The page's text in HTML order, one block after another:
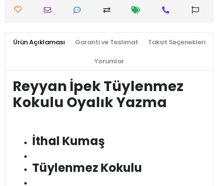
Ürün Açıklaması Garanti ve Teslimat Taksit Seçenekleri
Yorumlar
Reyyan İpek Tüylenmez
Kokulu Oyalık Yazma
İthal Kumaş
Tüylenmez Kokulu